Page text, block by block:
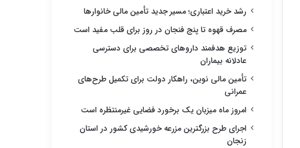
رشد خرید اعتباری؛ مسیر جدید تأمین مالی خانوارها
مصرف قهوه تا پنج فنجان در روز برای قلب مفید است
توزیع هدفمند داروهای تخصصی برای دسترسی
عادلانه بیماران
تأمین مالی نوین، راهکار دولت برای تکمیل طرح‌های
عمرانی
امروز ماه میزبان یک برخورد فضایی غیرمنتظره است
اجرای طرح بزرگترین مزرعه خورشیدی کشور در استان
زنجان